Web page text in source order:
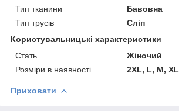
Тип тканини
Бавовна
Тип трусів
Сліп
Користувальницькі характеристики
Cтать
Жіночий
Розміри в наявності
2XL, L, M, XL
Приховати